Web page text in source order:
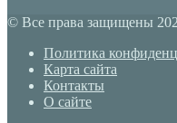
© Все права защищены
Политика
Карта сайта
Контакты
О сайте